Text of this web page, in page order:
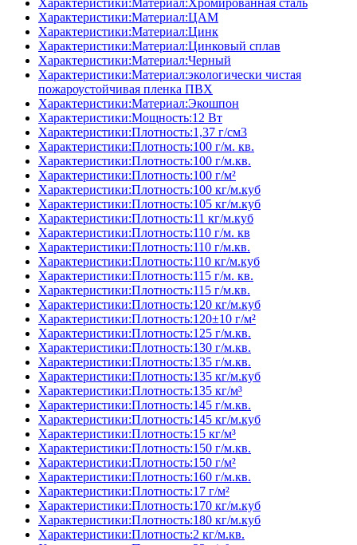
Характеристики:Материал:Хромированная сталь
Характеристики:Материал:ЦАМ
Характеристики:Материал:Цинк
Характеристики:Материал:Цинковый сплав
Характеристики:Материал:Черный
Характеристики:Материал:экологически чистая
пожароустойчивая пленка ПВХ
Характеристики:Материал:Экошпон
Характеристики:Мощность:12 Вт
Характеристики:Плотность:1,37 г/см3
Характеристики:Плотность:100 г/м. кв.
Характеристики:Плотность:100 г/м.кв.
Характеристики:Плотность:100 г/м²
Характеристики:Плотность:100 кг/м.куб
Характеристики:Плотность:105 кг/м.куб
Характеристики:Плотность:11 кг/м.куб
Характеристики:Плотность:110 г/м. кв
Характеристики:Плотность:110 г/м.кв.
Характеристики:Плотность:110 кг/м.куб
Характеристики:Плотность:115 г/м. кв.
Характеристики:Плотность:115 г/м.кв.
Характеристики:Плотность:120 кг/м.куб
Характеристики:Плотность:120±10 г/м²
Характеристики:Плотность:125 г/м.кв.
Характеристики:Плотность:130 г/м.кв.
Характеристики:Плотность:135 г/м.кв.
Характеристики:Плотность:135 кг/м.куб
Характеристики:Плотность:135 кг/м³
Характеристики:Плотность:145 г/м.кв.
Характеристики:Плотность:145 кг/м.куб
Характеристики:Плотность:15 кг/м³
Характеристики:Плотность:150 г/м.кв.
Характеристики:Плотность:150 г/м²
Характеристики:Плотность:160 г/м.кв.
Характеристики:Плотность:17 г/м²
Характеристики:Плотность:170 кг/м.куб
Характеристики:Плотность:180 кг/м.куб
Характеристики:Плотность:2 кг/м.кв.